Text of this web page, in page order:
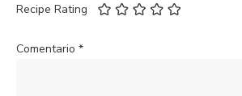
Recipe Rating
Comentario *